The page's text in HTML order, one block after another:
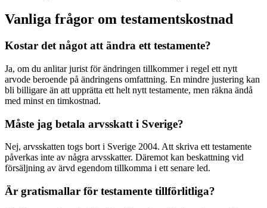
Vanliga frågor om testamentskostnad
Kostar det något att ändra ett testamente?
Ja, om du anlitar jurist för ändringen tillkommer i regel ett nytt
arvode beroende på ändringens omfattning. En mindre justering kan
bli billigare än att upprätta ett helt nytt testamente, men räkna ändå
med minst en timkostnad.
Måste jag betala arvsskatt i Sverige?
Nej, arvsskatten togs bort i Sverige 2004. Att skriva ett testamente
påverkas inte av några arvsskatter. Däremot kan beskattning vid
försäljning av ärvd egendom tillkomma i ett senare led.
Är gratismallar för testamente tillförlitliga?